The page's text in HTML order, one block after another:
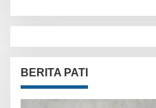
BERITA PATI